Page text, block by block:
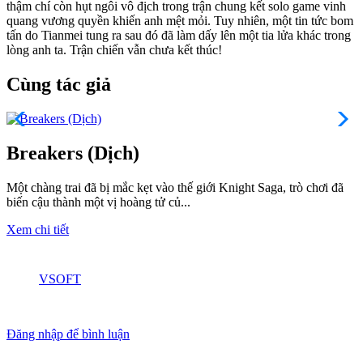
thậm chí còn hụt ngôi vô địch trong trận chung kết solo game vinh
quang vương quyền khiến anh mệt mỏi. Tuy nhiên, một tin tức bom
tấn do Tianmei tung ra sau đó đã làm dấy lên một tia lửa khác trong
lòng anh ta. Trận chiến vẫn chưa kết thúc!
Cùng tác giả
Breakers (Dịch)
Một chàng trai đã bị mắc kẹt vào thế giới Knight Saga, trò chơi đã
biến cậu thành một vị hoàng tử củ...
Xem chi tiết
VSOFT
Đăng nhập để bình luận